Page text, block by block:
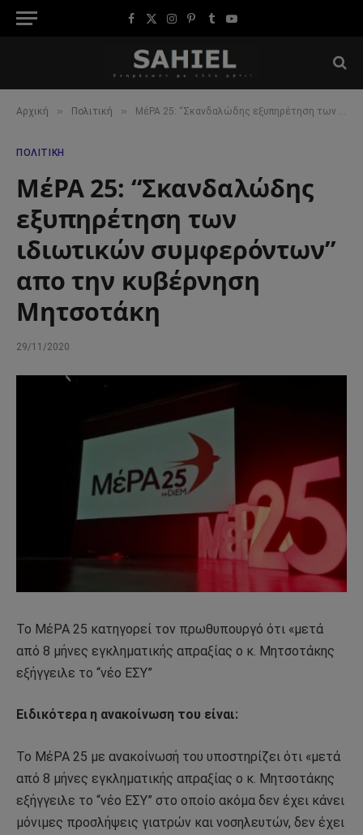
Facebook
X
Instagram
Pinterest
TumblrYouTube
Αρχική » Πολιτική » ΜέΡΑ 25: “Σκανδαλώδης εξυπηρέτηση των ιδιωτικών συμφερόντων” απο την κυβέρνηση Μητσοτάκη
ΠΟΛΙΤΙΚΉ
ΜέΡΑ 25: “Σκανδαλώδης
εξυπηρέτηση των
ιδιωτικών συμφερόντων”
απο την κυβέρνηση
Μητσοτάκη
29/11/2020
Το ΜέΡΑ 25 κατηγορεί τον πρωθυπουργό ότι «μετά
από 8 μήνες εγκληματικής απραξίας ο κ. Μητσοτάκης
εξήγγειλε το “νέο ΕΣΥ”
Ειδικότερα η ανακοίνωση του είναι:
Το ΜέΡΑ 25 με ανακοίνωσή του υποστηρίζει ότι «μετά
από 8 μήνες εγκληματικής απραξίας ο κ. Μητσοτάκης
εξήγγειλε το “νέο ΕΣΥ” στο οποίο ακόμα δεν έχει κάνει
μόνιμες προσλήψεις γιατρών και νοσηλευτών, δεν έχει